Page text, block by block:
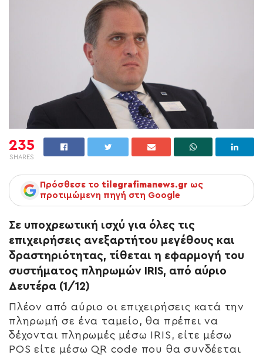
235
SHARES
Πρόσθεσε το tilegrafimanews.gr ως
προτιμώμενη πηγή στη Google
Σε υποχρεωτική ισχύ για όλες τις
επιχειρήσεις ανεξαρτήτου μεγέθους και
δραστηριότητας, τίθεται η εφαρμογή του
συστήματος πληρωμών IRIS, από αύριο
Δευτέρα (1/12)
Πλέον από αύριο οι επιχειρήσεις κατά την
πληρωμή σε ένα ταμείο, θα πρέπει να
δέχονται πληρωμές μέσω IRIS, είτε μέσω
POS είτε μέσω QR code που θα συνδέεται